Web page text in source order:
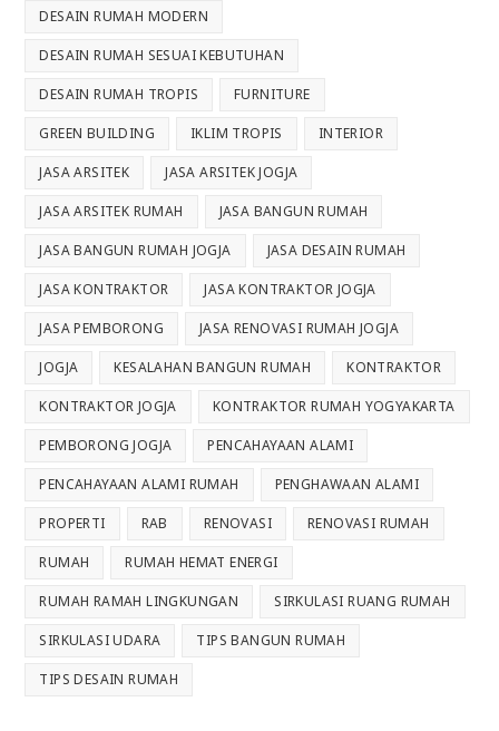
DESAIN RUMAH MODERN
DESAIN RUMAH SESUAI KEBUTUHAN
DESAIN RUMAH TROPIS FURNITURE
GREEN BUILDING IKLIM TROPIS INTERIOR
JASA ARSITEK JASA ARSITEK JOGJA
JASA ARSITEK RUMAH JASA BANGUN RUMAH
JASA BANGUN RUMAH JOGJA JASA DESAIN RUMAH
JASA KONTRAKTOR JASA KONTRAKTOR JOGJA
JASA PEMBORONG JASA RENOVASI RUMAH JOGJA
JOGJA KESALAHAN BANGUN RUMAH KONTRAKTOR
KONTRAKTOR JOGJA KONTRAKTOR RUMAH YOGYAKARTA
PEMBORONG JOGJA PENCAHAYAAN ALAMI
PENCAHAYAAN ALAMI RUMAH PENGHAWAAN ALAMI
PROPERTI RAB RENOVASI RENOVASI RUMAH
RUMAH RUMAH HEMAT ENERGI
RUMAH RAMAH LINGKUNGAN SIRKULASI RUANG RUMAH
SIRKULASI UDARA TIPS BANGUN RUMAH
TIPS DESAIN RUMAH